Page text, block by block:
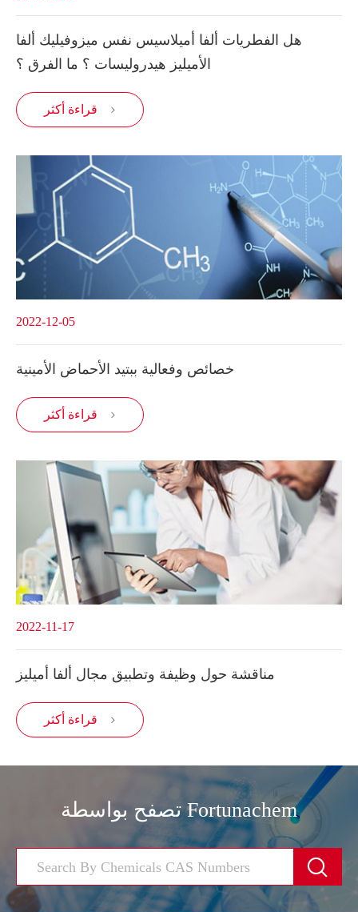
هل الفطريات ألفا أميلاسيس نفس ميزوفيليك ألفا
الأميليز هيدروليسات ؟ ما الفرق ؟
قراءة أكثر 
2022-12-05
خصائص وفعالية ببتيد الأحماض الأمينية
قراءة أكثر 
2022-11-17
مناقشة حول وظيفة وتطبيق مجال ألفا أميليز
قراءة أكثر 
تصفح بواسطة Fortunachem
